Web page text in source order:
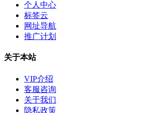
个人中心
标签云
网址导航
推广计划
关于本站
VIP介绍
客服咨询
关于我们
隐私政策